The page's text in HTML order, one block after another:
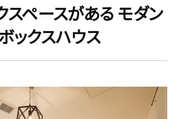
スペースがある モダン
ックスハウス